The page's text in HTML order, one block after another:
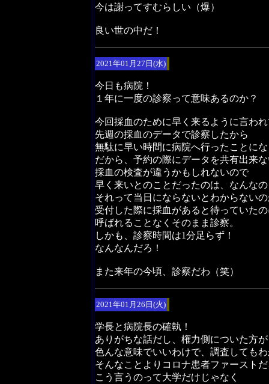
今は謝ってすむらしい（爆）
良い世の中だ！
2021年01月27日(水)
今日も病院！
１年に一度の診察って意味あるのか？
今回採血のために早く来るように言わ
先週の採血のデータで診察したから
無駄に早い時間に病院へ行ったことに
だから、予約の際にデータを共有出来
採血の検査が違うかもしれないので
早く来いとのことだったのは、なんな
それって当日にならないとわからない
受付した際に採血があると待っていた
呼ばれることなくそのまま診察。
しかも、診察時間は1分足らず！
なんなんだろ！
また来年の今頃、診察だわ（笑）
2021年01月26日(火)
学長と病院長の確執！
ありがちな話だし、権力側についた方が
色んな意味でいいわけで、調査しても
そんなことよりコロナ患者ファースト
こう言うのって大学だけじゃなく